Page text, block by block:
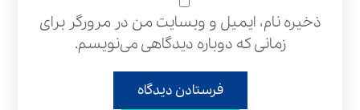
ذخیره نام، ایمیل و وبسایت من در مرورگر برای
زمانی که دوباره دیدگاهی می‌نویسم.
فرستادن دیدگاه